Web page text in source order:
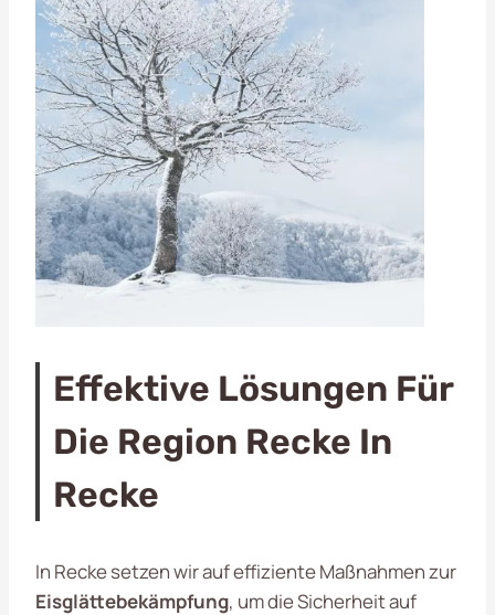
Effektive Lösungen Für
Die Region Recke In
Recke
In Recke setzen wir auf effiziente Maßnahmen zur
Eisglättebekämpfung, um die Sicherheit auf